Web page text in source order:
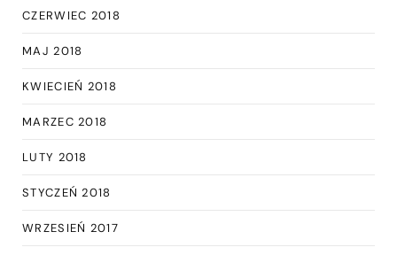
CZERWIEC 2018
MAJ 2018
KWIECIEŃ 2018
MARZEC 2018
LUTY 2018
STYCZEŃ 2018
WRZESIEŃ 2017